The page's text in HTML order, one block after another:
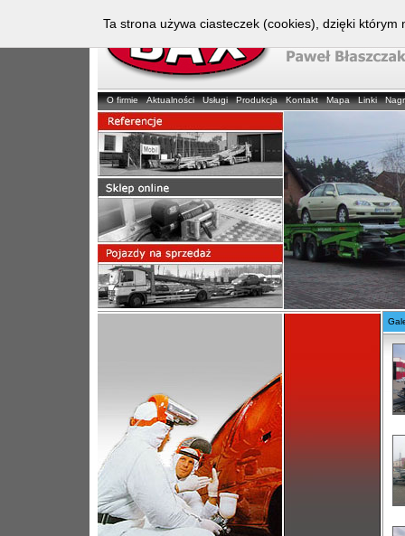
O firmie Aktualności Usługi Produkcja Kontakt Mapa Linki
Ta strona używa ciasteczek (cookies), dzięki którym